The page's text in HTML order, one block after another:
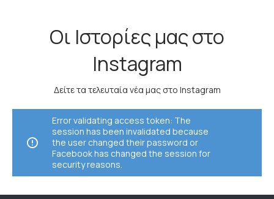
Οι Ιστορίες μας στο
Instagram
Δείτε τα τελευταία νέα μας στο Instagram
Error validating access token: The
session has been invalidated because
the user changed their password or
Facebook has changed the session for
security reasons.